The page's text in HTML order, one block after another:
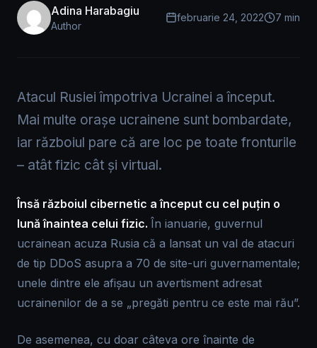
Adina Harabagiu
Author
februarie 24, 2022 7 min
Atacul Rusiei împotriva Ucrainei a început.
Mai multe orașe ucrainene sunt bombardate,
iar războiul pare că are loc pe toate fronturile
– atât fizic cât și virtual.
Însă războiul cibernetic a început cu cel puțin o
lună înaintea celui fizic. În ianuarie, guvernul
ucrainean acuza Rusia că a lansat un val de atacuri
de tip DDoS asupra a 70 de site-uri guvernamentale;
unele dintre ele afișau un avertisment adresat
ucrainenilor de a se „pregăti pentru ce este mai rău”.
De asemenea, cu doar câteva ore înainte de